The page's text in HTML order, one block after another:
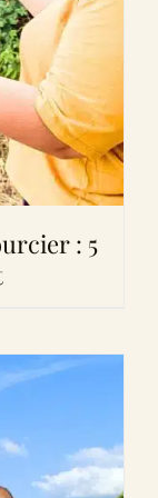
: 5